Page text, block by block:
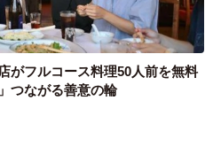
がフルコース料理50人前を無料
つながる善意の輪